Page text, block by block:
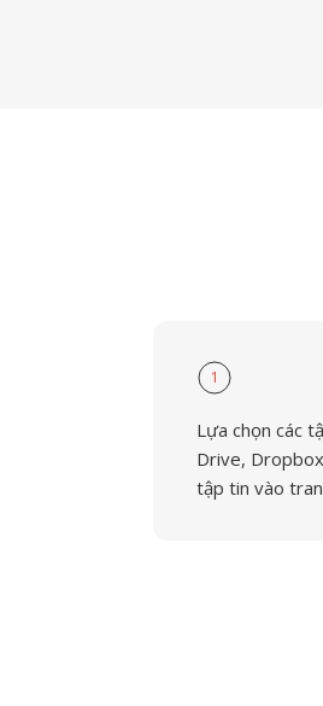
1
Lựa chọn các
Drive,
tập tin vào